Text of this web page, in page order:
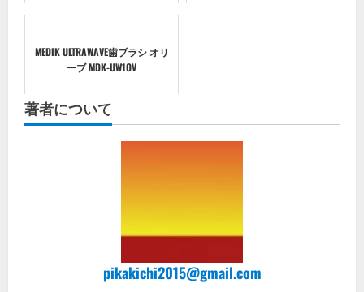
MEDIK ULTRAWAVE歯ブラシ オリ
ーブ MDK-UW1OV
著者について
pikakichi2015@gmail.com